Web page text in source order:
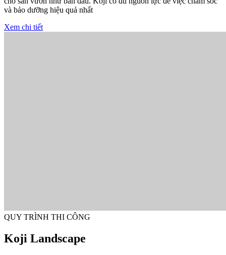
và bảo dưỡng hiệu quả nhất
Xem chi tiết
QUY TRÌNH THI CÔNG
Koji Landscape